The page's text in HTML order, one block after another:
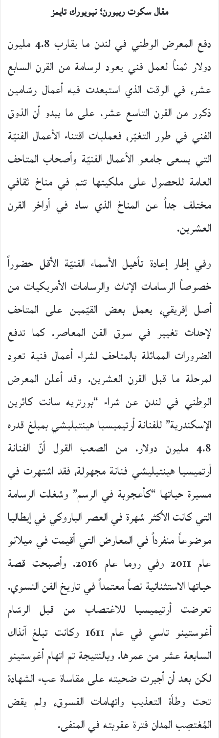
مقال سكوت ريبورن؛ نيويورك تايمز
دفع المعرض الوطني في لندن ما يقارب 4.8 مليون
دولار ثمناً لعمل فني يعود لرسامة من القرن السابع
عشر، في الوقت الذي استبعدت فيه أعمال رسّامين
ذكور من القرن التاسع عشر. على ما يبدو أن الذوق
الفني في طور التغيّر، فعمليات اقتناء الأعمال الفنيّة
التي يسعى جامعو الأعمال الفنيّة وأصحاب المتاحف
العامة للحصول على ملكيتها تتم في مناخ ثقافي
مختلف جداً عن المناخ الذي ساد في أواخر القرن
العشرين.
وفي إطار إعادة تأهيل الأسماء الفنيّة الأقل حضوراً
خصوصاً الرسامات الإناث والرسامات الأمريكيات من
أصل إفريقي، يعمل بعض القيّمين على المتاحف
لإحداث تغيير في سوق الفن المعاصر. كما تدفع
الضرورات المماثلة بالمتاحف لشراء أعمال فنية تعود
لمرحلة ما قبل القرن العشرين. وقد أعلن المعرض
الوطني في لندن عن شراء “بورتريه سانت كاثرين
الإسكندرية” للفنانة أرتيميسيا هينتيليشي بمبلغ قدره
4.8 مليون دولار. من الصعب القول أنّ الفنانة
أرتميسيا هينتيليشي فنانة مجهولة، فقد اشتهرت في
مسيرة حياتها “كأعجوبة في الرسم” وشغلت الرسامة
التي كانت الأكثر شهرة في العصر الباروكي في إيطاليا
موضوعاً منفرداً في المعارض التي أقيمت في ميلانو
عام 2011 وفي روما عام 2016. وأصبحت قصة
حياتها الاستثنائية نصاً معتمداً في تاريخ الفن النسوي.
تعرضت أرتيميسيا للاغتصاب من قبل الرسّام
أغوستينو تاسي في عام 1611 وكانت تبلغ آنذاك
السابعة عشر من عمرها. وبالنتيجة تم اتهام أغوستينو
لكن بعد أن أجبرت ضحيته على مقاساة عبء الشهادة
تحت وطأة التعذيب واتهامات الفسوق، ولم يقض
المُغتصِب المدان فترة عقوبته في المنفى.